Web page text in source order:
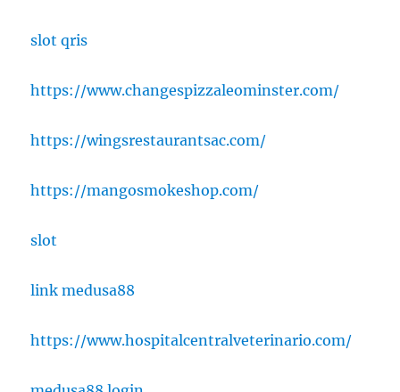
slot qris
https://www.changespizzaleominster.com/
https://wingsrestaurantsac.com/
https://mangosmokeshop.com/
slot
link medusa88
https://www.hospitalcentralveterinario.com/